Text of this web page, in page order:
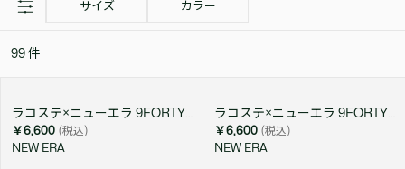
サイズ カラー
99 件
￥6,600 (税込)
NEW ERA
￥6,600 (税込)
NEW ERA